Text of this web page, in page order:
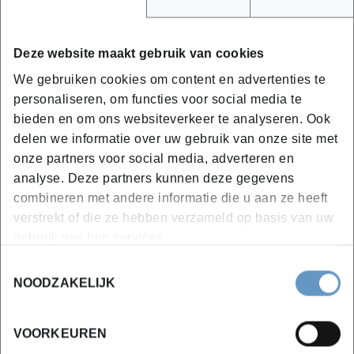
Deze website maakt gebruik van cookies
We gebruiken cookies om content en advertenties te
personaliseren, om functies voor social media te
bieden en om ons websiteverkeer te analyseren. Ook
delen we informatie over uw gebruik van onze site met
onze partners voor social media, adverteren en
analyse. Deze partners kunnen deze gegevens
combineren met andere informatie die u aan ze heeft
verstrekt of die ze hebben verzameld op basis van uw
NOODZAKELIJK
VOORKEUREN
Planeren
Verbindingsmethodes
Plaatsingsmethodes
Lastechnieken
...
Afwerking
Plamuren
Aflakken
Bijkomende info